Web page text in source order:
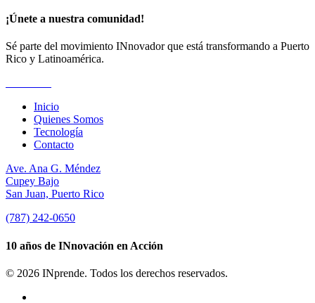
¡Únete a nuestra comunidad!
Sé parte del movimiento INnovador que está transformando a Puerto
Rico y Latinoamérica.
Inicio
Quienes Somos
Tecnología
Contacto
Ave. Ana G. Méndez
Cupey Bajo
San Juan, Puerto Rico
(787) 242-0650
10 años de INnovación en Acción
© 2026 INprende. Todos los derechos reservados.